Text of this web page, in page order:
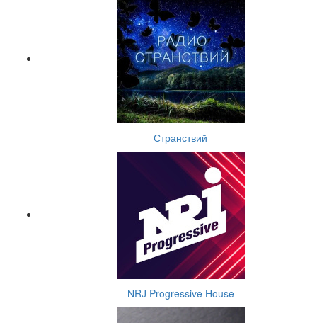
Странствий
NRJ Progressive House